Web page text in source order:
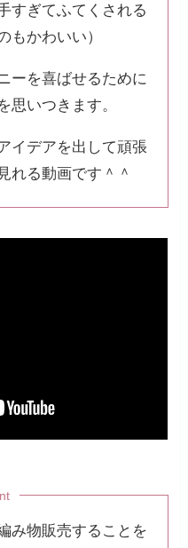
すぎてふてくされる
もかわいい）
ーを喜ばせるために
思いつきます。
イデアを出して頑張
れる動画です＾＾
み物販売することを